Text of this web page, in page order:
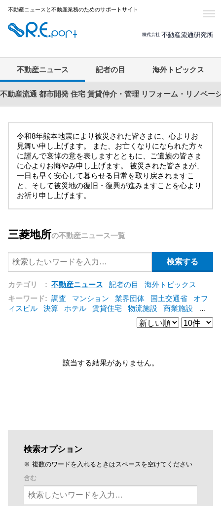
不動産ニュースと不動産業務のためのサポートサイト
不動産ニュース 記者の目 海外トピックス
不動産流通 都市開発 住宅 賃貸仲介・管理 リフォーム・リノベー
令和8年熊本地震により被災された皆さまに、心よりお
見舞い申し上げます。 また、お亡くなりになられた方々
に謹んで哀悼の意を表しますとともに、ご遺族の皆さま
に心よりお悔やみ申し上げます。 被災された皆さまが、
一日も早く安心して暮らせる日常を取り戻されますこ
と、そして被災地の復旧・復興が進みますことを心より
お祈り申し上げます。
三菱地所の不動産ニュース一覧
カテゴリ : 不動産ニュース 記者の目
海外トピックス
キーワード: 調査 マンション 業界団体 国土交通省
オフ
ィスビル
決算 ホテル 賃貸住宅 物流施設 商業施設
海
東急不動産 賃料
ア
野村不動産 ZEH [+]
該当する結果がありません。
検索オプション
※ 複数のワードを入れるときはスペースを空けてください
含む